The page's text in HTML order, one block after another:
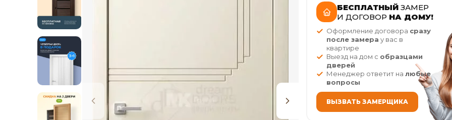
БЕСПЛАТНЫЙ ЗАМЕР
И ДОГОВОР НА ДОМУ!
Оформление договора сразу
после замера у вас в
квартире
Выезд на дом с образцами
дверей
Менеджер ответит на любые
вопросы
ВЫЗВАТЬ ЗАМЕРЩИКА